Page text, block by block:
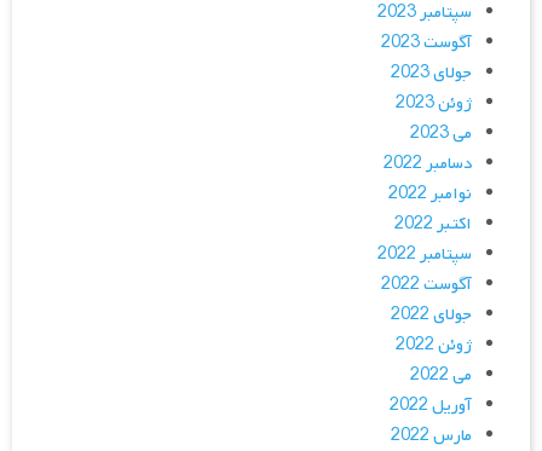
سپتامبر 2023
آگوست 2023
جولای 2023
ژوئن 2023
می 2023
دسامبر 2022
نوامبر 2022
اکتبر 2022
سپتامبر 2022
آگوست 2022
جولای 2022
ژوئن 2022
می 2022
آوریل 2022
مارس 2022